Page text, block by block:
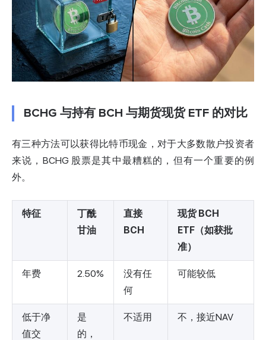
BCHG 与持有 BCH 与期货现货 ETF 的对比
有三种方法可以获得比特币现金，对于大多数散户投资者
来说，BCHG 股票是其中最糟糕的，但有一个重要的例
外。
特征
丁酰
甘油
直接
BCH
现货 BCH
ETF（如获批
准）
年费 2.50%
没有任
何
可能较低
低于净
值交
是
的，
不适用 不，接近NAV